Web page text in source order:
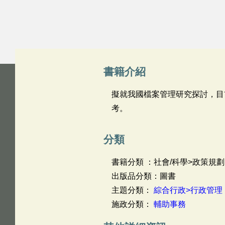
書籍介紹
擬就我國檔案管理研究探討，
考。
分類
書籍分類 ：社會/科學>政策規劃
出版品分類：圖書
主題分類： 綜合行政>行政管理
施政分類： 輔助事務